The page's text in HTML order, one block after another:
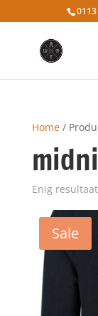
Home/
Enig resultaat
Sale